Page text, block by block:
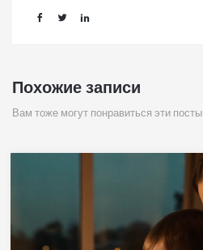
Похожие записи
Вам тоже могут понравиться эти посты